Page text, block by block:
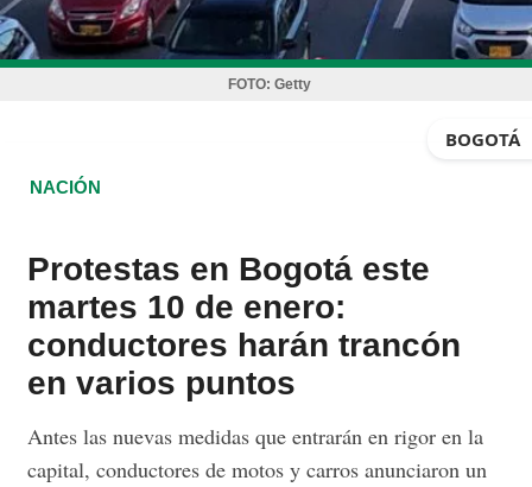
FOTO: Getty
BOGOTÁ
NACIÓN
Protestas en Bogotá este
martes 10 de enero:
conductores harán trancón
en varios puntos
Antes las nuevas medidas que entrarán en rigor en la
capital, conductores de motos y carros anunciaron un